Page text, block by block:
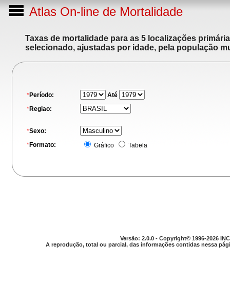
Atlas On-line de Mortalidade
Taxas de mortalidade para as 5 localizações
selecionado, ajustadas por idade, pela população
*Período:
Até
*Regiao:
*Sexo:
*Formato: Gráfico Tabela
Versão: 2.0.0 - Copyright© 1996-2026
A reprodução, total ou parcial, das informações contidas nessa